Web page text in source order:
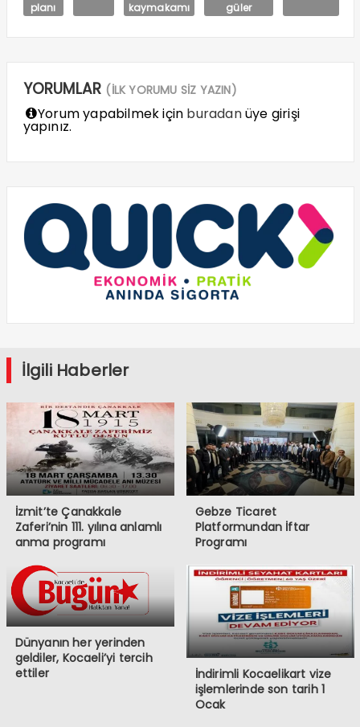
planı
kaymakamı
güler
YORUMLAR (İLK YORUMU SİZ YAZIN)
Yorum yapabilmek için buradanüye girişi
yapınız.
İlgili Haberler
İzmit’te Çanakkale
Zaferi’nin 111. yılına anlamlı
anma programı
Gebze Ticaret
Platformundan İftar
Programı
Dünyanın her yerinden
geldiler, Kocaeli’yi tercih
ettiler
İndirimli Kocaelikart vize
işlemlerinde son tarih 1
Ocak